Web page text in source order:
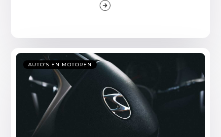
AUTO'S EN MOTOREN